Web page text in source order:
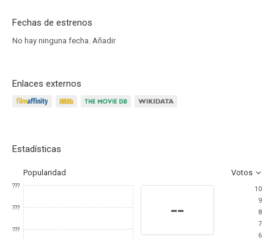
Fechas de estrenos
No hay ninguna fecha. Añadir
Enlaces externos
Estadísticas
Popularidad Votos
???
???
???
--
10
9
8
7
6